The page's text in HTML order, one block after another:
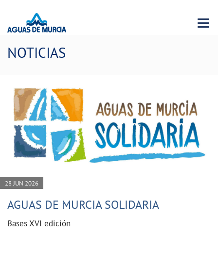
Menu
NOTICIAS
28 JUN 2026
AGUAS DE MURCIA SOLIDARIA
Bases XVI edición